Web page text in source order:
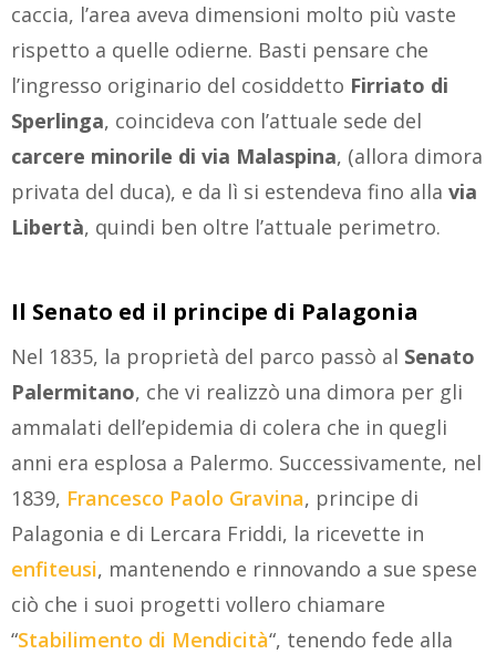
caccia, l’area aveva dimensioni molto più vaste
rispetto a quelle odierne. Basti pensare che
l’ingresso originario del cosiddetto Firriato di
Sperlinga, coincideva con l’attuale sede del
carcere minorile di via Malaspina, (allora dimora
privata del duca), e da lì si estendeva fino alla via
Libertà, quindi ben oltre l’attuale perimetro.
Il Senato ed il principe di Palagonia
Nel 1835, la proprietà del parco passò al Senato
Palermitano, che vi realizzò una dimora per gli
ammalati dell’epidemia di colera che in quegli
anni era esplosa a Palermo. Successivamente, nel
1839, Francesco Paolo Gravina, principe di
Palagonia e di Lercara Friddi, la ricevette in
enfiteusi, mantenendo e rinnovando a sue spese
ciò che i suoi progetti vollero chiamare
“Stabilimento di Mendicità“, tenendo fede alla